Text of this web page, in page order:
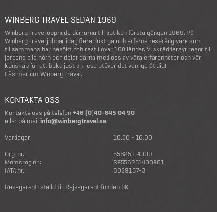
WINBERG TRAVEL SEDAN 1969
Winberg Travel öppnade dörrarna till butiken första gången 1969. På
Winberg Travel jobbar idag flera duktiga och erfarna reserådgivare som
tillsammans har besökt och rest i över 100 länder. Vi skräddarsyr resor till
jordens alla hörn och delar gärna med oss av våra erfarenheter och vår
kunskap för att boka just en resa utöver det vanliga åt dig!
Läs mer om Winberg Travel.
KONTAKTA OSS
Kontakta oss på telefon+46 (0)40-645 04 90
eller på mail info@winbergtravel.se
Vardagar:
10.00 - 16.00
Org. nr.:
556251-4009
Momsreg.nr.:
SE556251400901
IATA nr.:
8029157-3
Resegaranti ställd till Rejsegarantifonden DK